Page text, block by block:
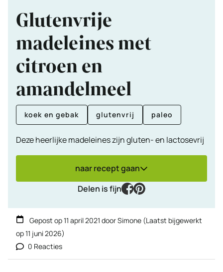
Glutenvrije
madeleines met
citroen en
amandelmeel
koek en gebak glutenvrij paleo
Deze heerlijke madeleines zijn gluten- en lactosevrij
naar recept gaan
Delen is fijn
facebook
pinterest
Gepost op11 april 2021 doorSimone (Laatst bijgewerkt
op11 juni 2026)
0 Reacties